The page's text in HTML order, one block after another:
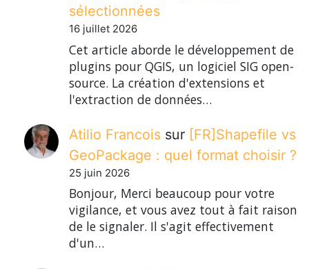
sélectionnées
16 juillet 2026
Cet article aborde le développement de
plugins pour QGIS, un logiciel SIG open-
source. La création d'extensions et
l'extraction de données…
Atilio Francois sur [FR]Shapefile vs
GeoPackage : quel format choisir ?
25 juin 2026
Bonjour, Merci beaucoup pour votre
vigilance, et vous avez tout à fait raison
de le signaler. Il s'agit effectivement
d'un…